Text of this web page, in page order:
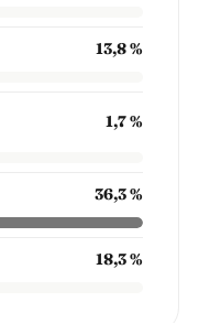
13,8 %
1,7 %
36,3 %
18,3 %